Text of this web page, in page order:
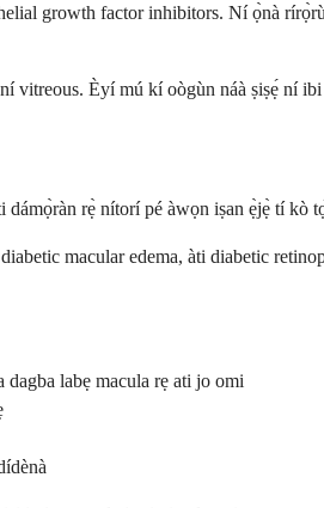
growth factor inhibitors. Ní ọ̀nà
Èyí mú kí oògùn náà ṣiṣẹ́ ní
rẹ̀ nítorí pé àwọn iṣan ẹ̀jẹ̀ tí kò
macular edema, àti diabetic
labẹ macula rẹ ati jo omi